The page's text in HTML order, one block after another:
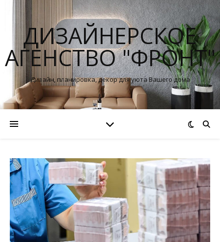
ДИЗАЙНЕРСКОЕ
АГЕНСТВО "ФРОНТ"
Дизайн, планировка, декор для уюта Вашего дома